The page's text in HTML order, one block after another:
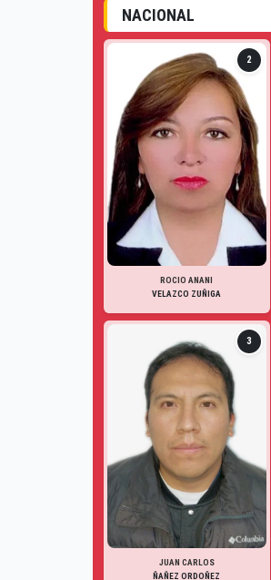
NACIONAL
2
ROCIO ANANI
VELAZCO ZUÑIGA
3
JUAN CARLOS
ÑAÑEZ ORDOÑEZ